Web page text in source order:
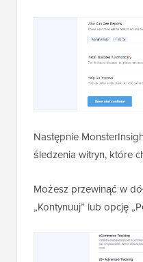
Następnie
śledzenia witryn, które
Możesz przewinąć w
„Kontynuuj” lub opcję